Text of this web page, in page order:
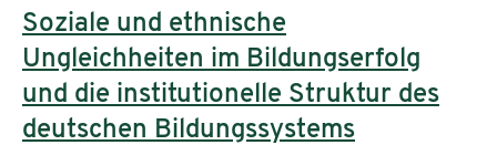
Soziale und ethnische
Ungleichheiten im Bildungserfolg
und die institutionelle Struktur des
deutschen Bildungssystems